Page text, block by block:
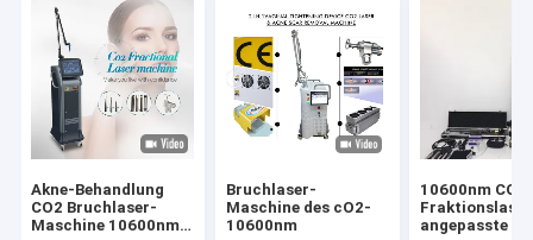
Akne-Behandlung
CO2 Bruchlaser-
Maschine 10600nm
Bruchlaser-
Maschine des cO2-
10600nm
10600nm
angepasste